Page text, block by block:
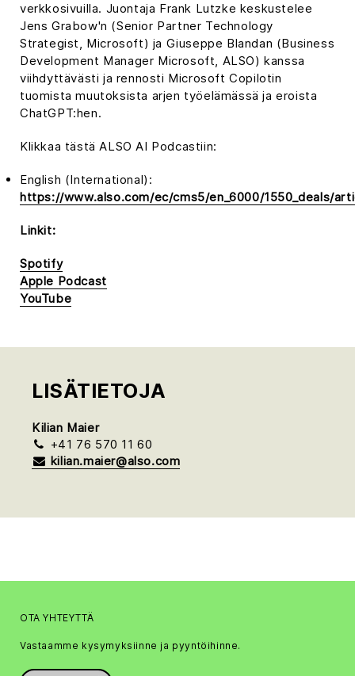
verkkosivuilla. Juontaja Frank Lutzke keskustelee
Jens Grabow'n (Senior Partner Technology
Strategist, Microsoft) ja Giuseppe Blandan (Business
Development Manager Microsoft, ALSO) kanssa
viihdyttävästi ja rennosti Microsoft Copilotin
tuomista muutoksista arjen työelämässä ja eroista
ChatGPT:hen.
Klikkaa tästä ALSO AI Podcastiin:
English (International):
https://www.also.com/ec/cms5/en_6000/1550_deals/
Linkit:
Spotify
Apple Podcast
YouTube
LISÄTIETOJA
Kilian Maier
+41 76 570 11 60
kilian.maier@also.com
OTA YHTEYTTÄ
Vastaamme kysymyksiinne ja pyyntöihinne.